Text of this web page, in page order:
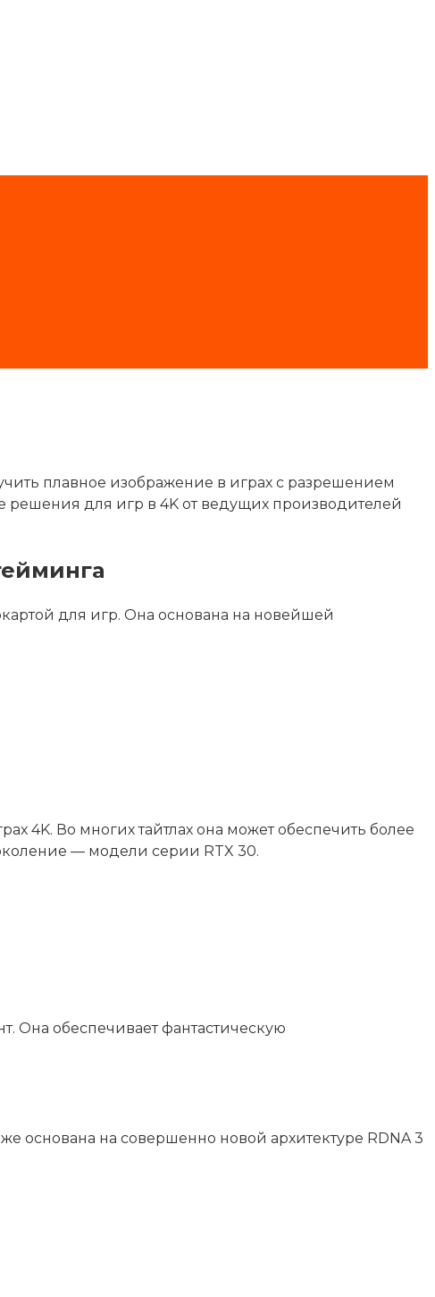
плавное изображение в играх с разрешением
решения для игр в 4K от ведущих производителей
для игр. Она основана на новейшей
4K. Во многих тайтлах она может обеспечить более
— модели серии RTX 30.
Она обеспечивает фантастическую
основана на совершенно новой архитектуре RDNA 3